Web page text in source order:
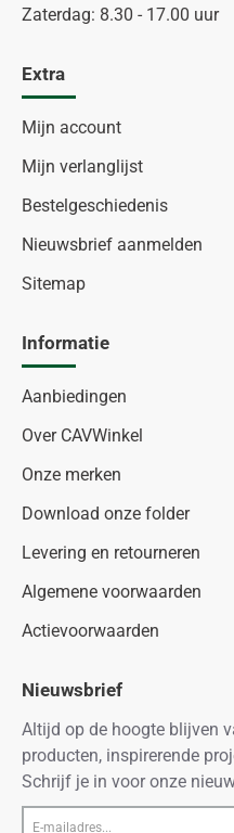
Zaterdag: 8.30 - 17.00 uur
Extra
Mijn account
Mijn verlanglijst
Bestelgeschiedenis
Nieuwsbrief aanmelden
Sitemap
Informatie
Aanbiedingen
Over CAVWinkel
Onze merken
Download onze folder
Levering en retourneren
Algemene voorwaarden
Actievoorwaarden
Nieuwsbrief
Altijd op de hoogte blijven
producten, inspirerende
Schrijf je in voor onze